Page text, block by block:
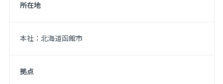
所在地
本社：北海道函館市
拠点